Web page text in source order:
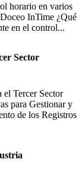
horario en varios
InTime ¿Qué
en el control...
Sector
el Tercer Sector
para Gestionar y
de los Registros